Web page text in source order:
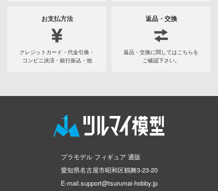
で割り切れない
鬼太郎
らしい世界に祝福を！
お支払方法
クレジットカード・代金引換・
コンビニ決済・銀行振込・他
返品・交換
返品・交換に関してはこちらを
ご確認下さい。
プラモデル フィギュア 通販
愛知県名古屋市昭和区鶴舞3-23-20
E-mail.support@tsurumai-hobby.jp